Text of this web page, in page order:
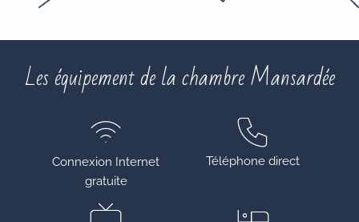
Les équipement de la chambre Mansardée
Connexion Internet
gratuite
Téléphone direct